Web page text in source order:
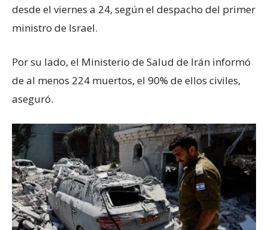
desde el viernes a 24, según el despacho del primer
ministro de Israel.
Por su lado, el Ministerio de Salud de Irán informó
de al menos 224 muertos, el 90% de ellos civiles,
aseguró.